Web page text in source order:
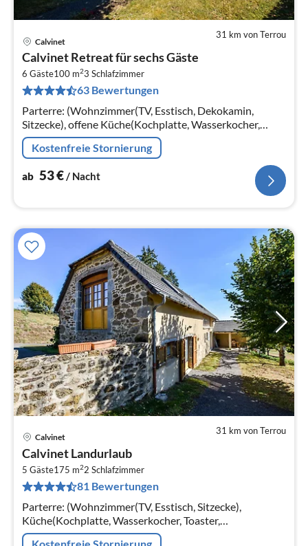
31 km von Terrou
Calvinet
Calvinet Retreat für sechs Gäste
6 Gäste100 m23 Schlafzimmer
63 Bewertungen
Parterre: (Wohnzimmer(TV, Esstisch, Dekokamin,
Sitzecke), offene Küche(Kochplatte, Wasserkocher,
Toaster, Dunstabzugshaube, Kaffeemaschine, Backofen,
Backofen, Mikrowelle, Spülmasc...
Kostenfreie Stornierung
ab 53€/ Nacht
31 km von Terrou
Calvinet
Calvinet Landurlaub
5 Gäste175 m22 Schlafzimmer
81 Bewertungen
Parterre: (Wohnzimmer(TV, Esstisch, Sitzecke),
Küche(Kochplatte, Wasserkocher, Toaster,
Kaffeemaschine, Backofen, Mikrowelle, Spülmaschine,
Kostenfreie Stornierung